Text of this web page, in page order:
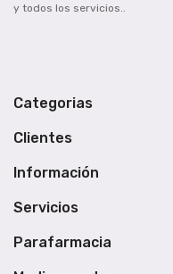
y todos los servicios..
Categorias
Clientes
Información
Servicios
Parafarmacia